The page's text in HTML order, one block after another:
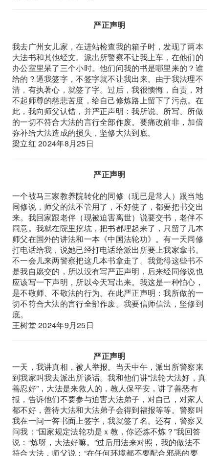
严正声明
我去广州女儿家，在进站检查我的箱子时，发现了两本
大法书和其他经文。派出所警察不让我上车，在他们的
办公室里呆了三个小时。他们问我的书是哪里来的？谁
给的？逼我签字，不签字就不让我出来。由于我法理不
清，有执著心，就签了字。过后，我很懊悔，自责，对
不起师尊的慈悲苦度，给自己修炼路上留下了污点。在
此，我向师父认错，并严正声明：我所说、所写、所做
的一切不符合大法的言行全部作废。要痛改前非，加倍
弥补给大法造成的损失，坚修大法到底。
梁立红 2024年8月25日
严正声明
一个被马三家教养院转化的同修（现已是常人）跟当地
同修说，师父的法不管用了，不好使了，都要把书交出
来。我回家跟老伴（现被迫害离世）说要交书，老伴不
同意。我就在院里挖坑，把书都埋起来了，只留了几本
师父在国外的讲法和一本《中国法轮功》。有一天同修
打电话给我，说她已经打电话给派出所要上我家拿书。
不一会儿来两警察把这几本书拿走了。我觉得这些书不
是我自愿交的，所以没有写严正声明，后来经同修说也
应该写一下声明，所以今天写出来。我这是一种怕心，
是不敬师、不敬法的行为。在此严正声明：我所做的一
切不符合大法的言行全部作废。我要信师信法，坚修到
底。
王树堂 2024年9月25日
严正声明
一天，我讲真相，被人举报。当天中午，派出所警察来
到我家叫我去派出所谈话。我和他们讲“法轮大法好，真
善忍好”，大法是来救人的，教人保平安，讲了善恶有
报，告诉他们不要参与迫害大法弟子，对自己，对家人
都不好，善待大法和大法弟子会得到福报等等。警察叫
我在一问一答书面上签字，我就签了名。还有，警察又
问我：“国家规定法轮功是ｘ教，你还炼不炼？”我回答
说：“炼呀，大法好嘛。”过后用法来对照，我的做法不
符合大法，师父说：“在任何环境都不要配合邪恶的要